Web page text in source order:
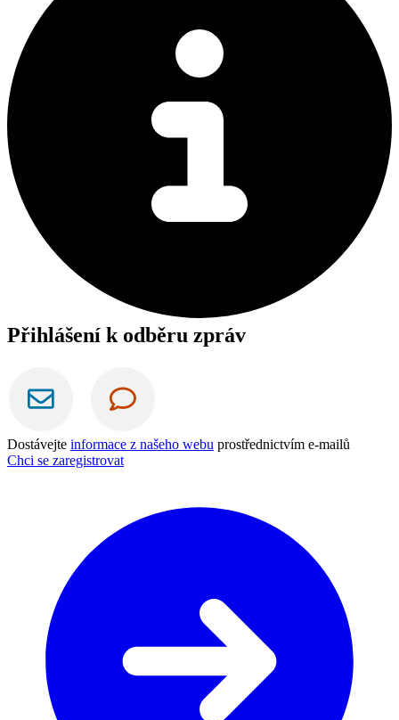
Přihlášení k odběru zpráv
Dostávejte informace z našeho webu prostřednictvím e-mailů
Chci se zaregistrovat